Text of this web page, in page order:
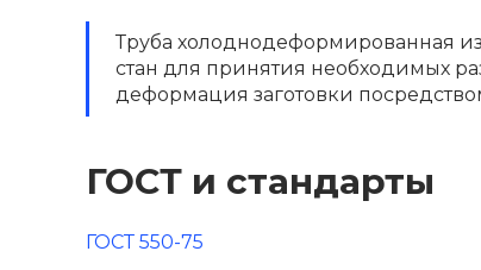
Труба холоднодеформированная
стан для принятия необходимых
деформация заготовки
ГОСТ и стандарты
ГОСТ 550-75